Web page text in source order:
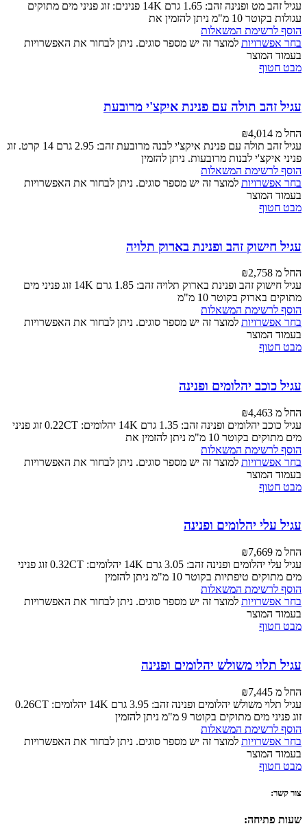
עגיל זהב מט ופנינה זהב: 1.65 גרם 14K פנינים: זוג פניני מים מתוקים
עגולות בקוטר 10 מ"מ ניתן להזמין את
הוסף לרשימת המשאלות
בחר אפשרויות למוצר זה יש מספר סוגים. ניתן לבחור את האפשרויות
בעמוד המוצר
מבט חטוף
עגיל זהב תולה עם פנינת איקצ'י מרובעת
החל מ ₪4,014
עגיל זהב תולה עם פנינת איקצ'י לבנה מרובעת זהב: 2.95 גרם 14 קרט. זוג
פניני איקצ'י לבנות מרובעות. ניתן להזמין
הוסף לרשימת המשאלות
בחר אפשרויות למוצר זה יש מספר סוגים. ניתן לבחור את האפשרויות
בעמוד המוצר
מבט חטוף
עגיל חישוק זהב ופנינת בארוק תלויה
החל מ ₪2,758
עגיל חישוק זהב ופנינת בארוק תלויה זהב: 1.85 גרם 14K זוג פניני מים
מתוקים בארוק בקוטר 10 מ"מ
הוסף לרשימת המשאלות
בחר אפשרויות למוצר זה יש מספר סוגים. ניתן לבחור את האפשרויות
בעמוד המוצר
מבט חטוף
עגיל כוכב יהלומים ופנינה
החל מ ₪4,463
עגיל כוכב יהלומים ופנינה זהב: 1.35 גרם 14K יהלומים: 0.22CT זוג פניני
מים מתוקים בקוטר 10 מ"מ ניתן להזמין את
הוסף לרשימת המשאלות
בחר אפשרויות למוצר זה יש מספר סוגים. ניתן לבחור את האפשרויות
בעמוד המוצר
מבט חטוף
עגיל עלי יהלומים ופנינה
החל מ ₪7,669
עגיל עלי יהלומים ופנינה זהב: 3.05 גרם 14K יהלומים: 0.32CT זוג פניני
מים מתוקים טיפתיות בקוטר 10 מ"מ ניתן להזמין
הוסף לרשימת המשאלות
בחר אפשרויות למוצר זה יש מספר סוגים. ניתן לבחור את האפשרויות
בעמוד המוצר
מבט חטוף
עגיל תלוי משולש יהלומים ופנינה
החל מ ₪7,445
עגיל תלוי משולש יהלומים ופנינה זהב: 3.95 גרם 14K יהלומים: 0.26CT
זוג פניני מים מתוקים בקוטר 9 מ"מ ניתן להזמין
הוסף לרשימת המשאלות
בחר אפשרויות למוצר זה יש מספר סוגים. ניתן לבחור את האפשרויות
בעמוד המוצר
מבט חטוף
צור קשר:
שעות פתיחה: